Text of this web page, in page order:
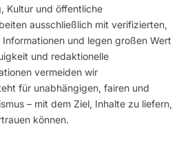
Kultur und öffentliche
ausschließlich mit verifizierten,
und legen großen Wert
und redaktionelle
vermeiden wir
für unabhängigen, fairen und
– mit dem Ziel, Inhalte zu liefern,
können.